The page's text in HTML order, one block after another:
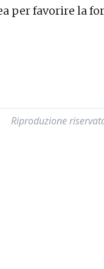
per favorire la
Riproduzione